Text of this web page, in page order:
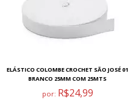
ELÁSTICO COLOMBE CROCHET SÃO JOSÉ 01
BRANCO 25MM COM 25MTS
por: R$24,99